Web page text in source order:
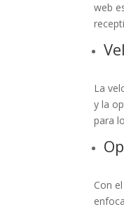
web
La
y la
para
Con